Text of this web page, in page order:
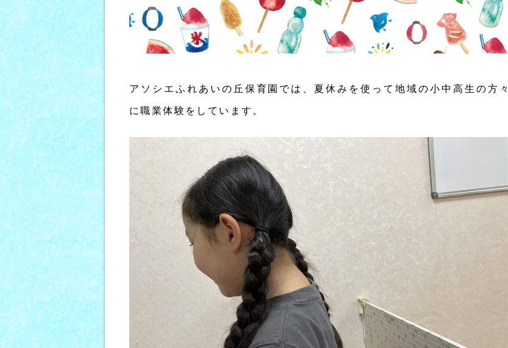
アソシエふれあいの丘保育園では、夏休みを使って地域の小中高生の方々
に職業体験をしています。